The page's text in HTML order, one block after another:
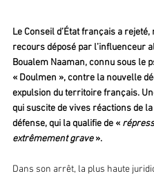
Le Conseil d’État français a rejeté,
recours déposé par l’influenceur
Boualem Naaman, connu sous le
« Doulmen », contre la nouvelle
expulsion du territoire français.
qui suscite de vives réactions de
défense, qui la qualifie de «
extrêmement grave ».
Dans son arrêt, la plus haute